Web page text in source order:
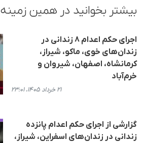
بیشتر بخوانید در همین زمینه
اجرای حکم اعدام ۸ زندانی در
زندان‌های خوی، ماکو، شیراز،
کرمانشاه، اصفهان، شیروان و
خرم‌آباد
۲۱ خرداد ۱۴۰۵، ۲۳:۰۱
گزارشی از اجرای حکم اعدام پانزده
زندانی در زندان‌های اسفراین، شیراز،